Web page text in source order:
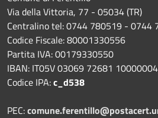
Via della Vittoria, 77 - 05034 (TR)
Centralino tel: 0744 780519 - 0744
Codice Fiscale: 80001330556
Partita IVA: 00179330550
IBAN: IT05V 03069 72681
Codice IPA:c_d538
PEC: